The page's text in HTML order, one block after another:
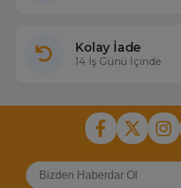
Kolay İade
14 İş Günü İçinde